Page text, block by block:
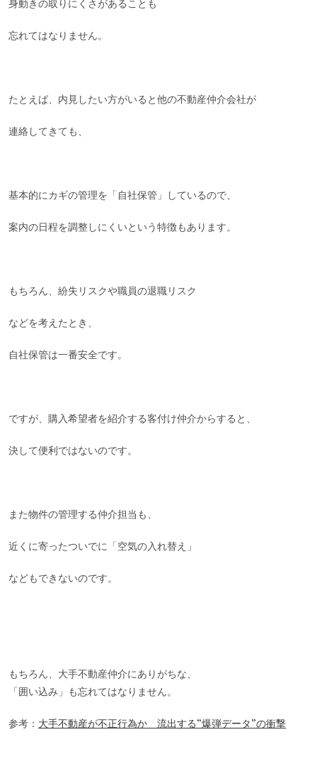
身動きの取りにくさがあることも
忘れてはなりません。
たとえば、内見したい方がいると他の不動産仲介会社が
連絡してきても、
基本的にカギの管理を「自社保管」しているので、
案内の日程を調整しにくいという特徴もあります。
もちろん、紛失リスクや職員の退職リスク
などを考えたとき、
自社保管は一番安全です。
ですが、購入希望者を紹介する客付け仲介からすると、
決して便利ではないのです。
また物件の管理する仲介担当も、
近くに寄ったついでに「空気の入れ替え」
などもできないのです。
もちろん、大手不動産仲介にありがちな、
「囲い込み」も忘れてはなりません。
参考： 大手不動産が不正行為か 流出する“爆弾データ”の衝撃